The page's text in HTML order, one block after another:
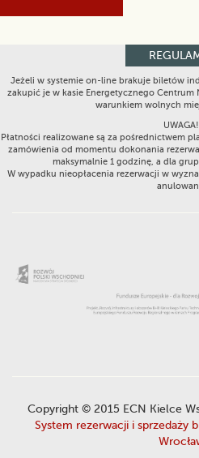
Jeżeli w systemie on-line brakuje biletów
zakupić je w kasie Energetycznego
warunkiem wolnych
UWAGA!
Płatności realizowane są za pośrednictwem
zamówienia od momentu dokonania
maksymalnie 1 godzinę, a dla
W wypadku nieopłacenia rezerwacji w
Copyright © 2015 ECN Kielce
System rezerwacji i sprzedaży